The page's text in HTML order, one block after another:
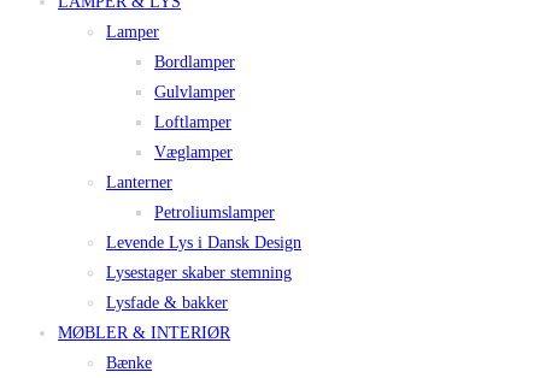
Lamper
Bordlamper
Gulvlamper
Loftlamper
Væglamper
Lanterner
Petroliumslamper
Levende Lys i Dansk Design
Lysestager skaber stemning
Lysfade & bakker
MØBLER & INTERIØR
Bænke